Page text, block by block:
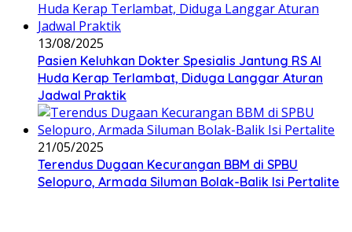
13/08/2025
Pasien Keluhkan Dokter Spesialis Jantung RS Al
Huda Kerap Terlambat, Diduga Langgar Aturan
Jadwal Praktik
21/05/2025
Terendus Dugaan Kecurangan BBM di SPBU
Selopuro, Armada Siluman Bolak-Balik Isi Pertalite